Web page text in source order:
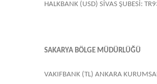
HALKBANK (USD) SİVAS ŞUBESİ:
SAKARYA BÖLGE MÜDÜRLÜĞÜ
VAKIFBANK (TL) ANKARA